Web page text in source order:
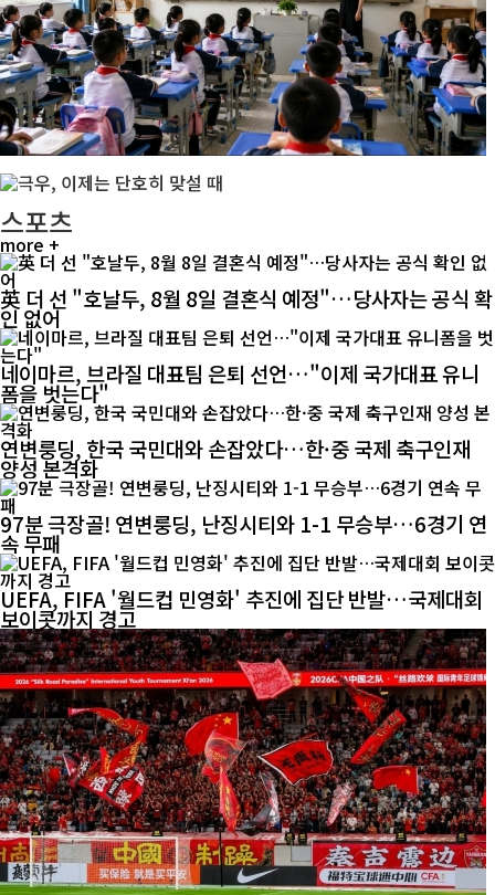
스포츠
more +
英 더 선 "호날두, 8월 8일 결혼식 예정"…당사자는 공식 확
인 없어
네이마르, 브라질 대표팀 은퇴 선언…"이제 국가대표 유니
폼을 벗는다"
연변룽딩, 한국 국민대와 손잡았다…한·중 국제 축구인재
양성 본격화
97분 극장골! 연변룽딩, 난징시티와 1-1 무승부…6경기 연
속 무패
UEFA, FIFA '월드컵 민영화' 추진에 집단 반발…국제대회
보이콧까지 경고